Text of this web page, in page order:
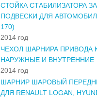
СТОЙКА СТАБИЛИЗАТОРА
ПОДВЕСКИ ДЛЯ
170)
2014 год
ЧЕХОЛ ШАРНИРА ПРИВОДА
НАРУЖНЫЕ И ВНУТРЕННИЕ
2014 год
ШАРНИР ШАРОВЫЙ
ДЛЯ RENAULT LOGAN,